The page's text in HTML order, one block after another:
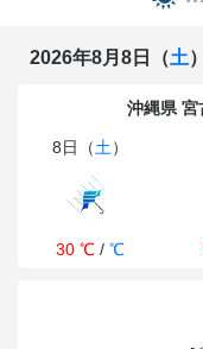
2026年8月8日（土）
沖縄県 宮
8日（土）
30 ℃/ ℃